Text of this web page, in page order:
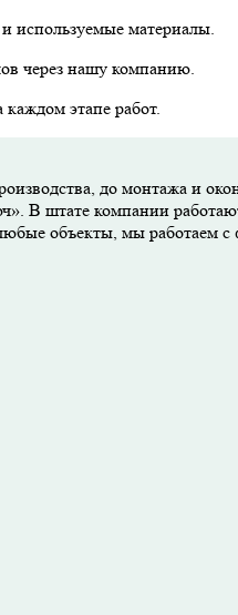
используемые материалы.
через нашу компанию.
этапе работ.
до монтажа и
В штате компании
объекты, мы